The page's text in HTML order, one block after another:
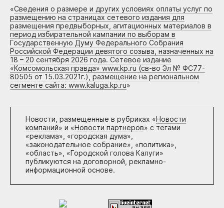
«Сведения о размере и других условиях оплаты услуг по
размещению на страницах сетевого издания для
размещения предвыборных, агитационных материалов в
период избирательной кампании по выборам в
Государственную Думу Федерального Собрания
Российской Федерации девятого созыва, назначенных на
18 – 20 сентября 2026 года. Сетевое издание
«Комсомольская правда» www.kp.ru (св-во Эл № ФС77-
80505 от 15.03.2021г.), размещение на региональном
сегменте сайта: www.kaluga.kp.ru»
Новости, размещенные в рубриках «Новости
компаний» и «Новости партнеров» с тегами
«реклама», «городская дума»,
«законодательное собрание», «политика»,
«область», «Городской голова Калуги»
публикуются на договорной, рекламно-
информационной основе.